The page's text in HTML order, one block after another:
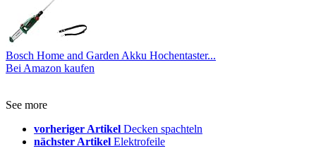
Bosch Home and Garden Akku Hochentaster...
Bei Amazon kaufen
See more
vorheriger Artikel Decken spachteln
nächster Artikel Elektrofeile